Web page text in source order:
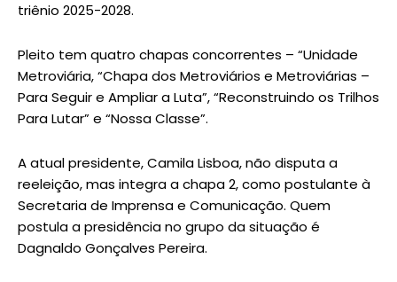
triênio 2025-2028.
Pleito tem quatro chapas concorrentes – “Unidade
Metroviária, “Chapa dos Metroviários e Metroviárias –
Para Seguir e Ampliar a Luta”, “Reconstruindo os Trilhos
Para Lutar” e “Nossa Classe”.
A atual presidente, Camila Lisboa, não disputa a
reeleição, mas integra a chapa 2, como postulante à
Secretaria de Imprensa e Comunicação. Quem
postula a presidência no grupo da situação é
Dagnaldo Gonçalves Pereira.